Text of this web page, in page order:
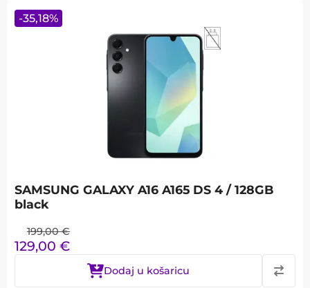
SAMSUNG GALAXY A16 A165 DS 4 / 128GB
black
199,00 €
129,00 €
Dodaj u košaricu
-35,18%